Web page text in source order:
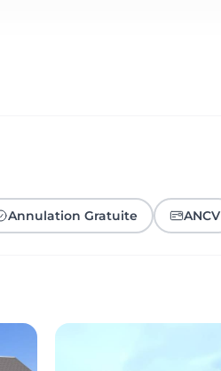
Annulation Gratuite ANCV